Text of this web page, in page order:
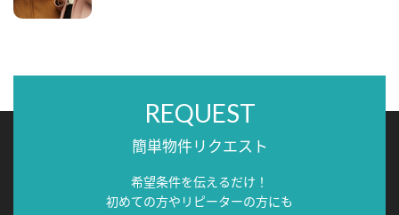
REQUEST
簡単物件リクエスト
希望条件を伝えるだけ！
初めての方やリピーターの方にも